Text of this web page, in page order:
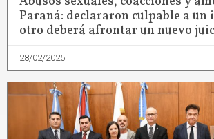
Paraná: declararon culpable a un
otro deberá afrontar un nuevo
28/02/2025